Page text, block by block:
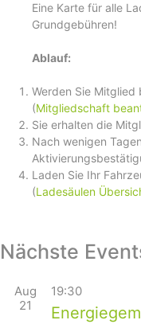
Eine Karte für alle
Grundgebühren!
Ablauf:
Werden Sie Mitglied
(Mitgliedschaft
Sie erhalten die
Nach wenigen
Laden Sie Ihr
(Ladesäulen
Nächste
Aug
21
19:30